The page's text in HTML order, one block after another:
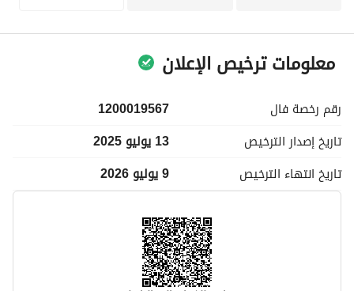
معلومات ترخيص الإعلان
رقم رخصة فال
1200019567
تاريخ إصدار الترخيص
13 يوليو 2025
تاريخ انتهاء الترخيص 9 يوليو 2026